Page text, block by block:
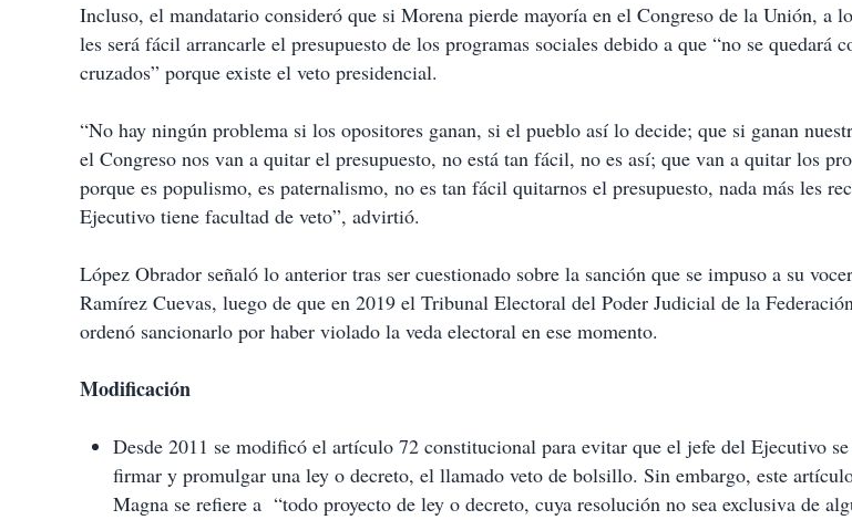
Incluso, el mandatario consideró que si Morena pierde mayoría en el Congreso de la Unión, a
les será fácil arrancarle el presupuesto de los programas sociales debido a que “no se quedará
cruzados” porque existe el veto presidencial.
“No hay ningún problema si los opositores ganan, si el pueblo así lo decide; que si ganan
el Congreso nos van a quitar el presupuesto, no está tan fácil, no es así; que van a quitar los
porque es populismo, es paternalismo, no es tan fácil quitarnos el presupuesto, nada más les
Ejecutivo tiene facultad de veto”, advirtió.
López Obrador señaló lo anterior tras ser cuestionado sobre la sanción que se impuso a su
Ramírez Cuevas, luego de que en 2019 el Tribunal Electoral del Poder Judicial de la
ordenó sancionarlo por haber violado la veda electoral en ese momento.
Modificación
Desde 2011 se modificó el artículo 72 constitucional para evitar que el jefe del Ejecutivo se
firmar y promulgar una ley o decreto, el llamado veto de bolsillo. Sin embargo, este
Magna se refiere a “todo proyecto de ley o decreto, cuya resolución no sea exclusiva de